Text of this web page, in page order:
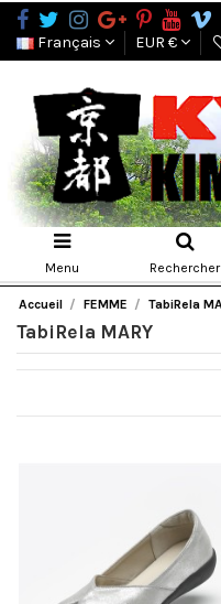
Français
EUR €
Menu Rechercher
Accueil FEMME TabiRela
TabiRela MARY